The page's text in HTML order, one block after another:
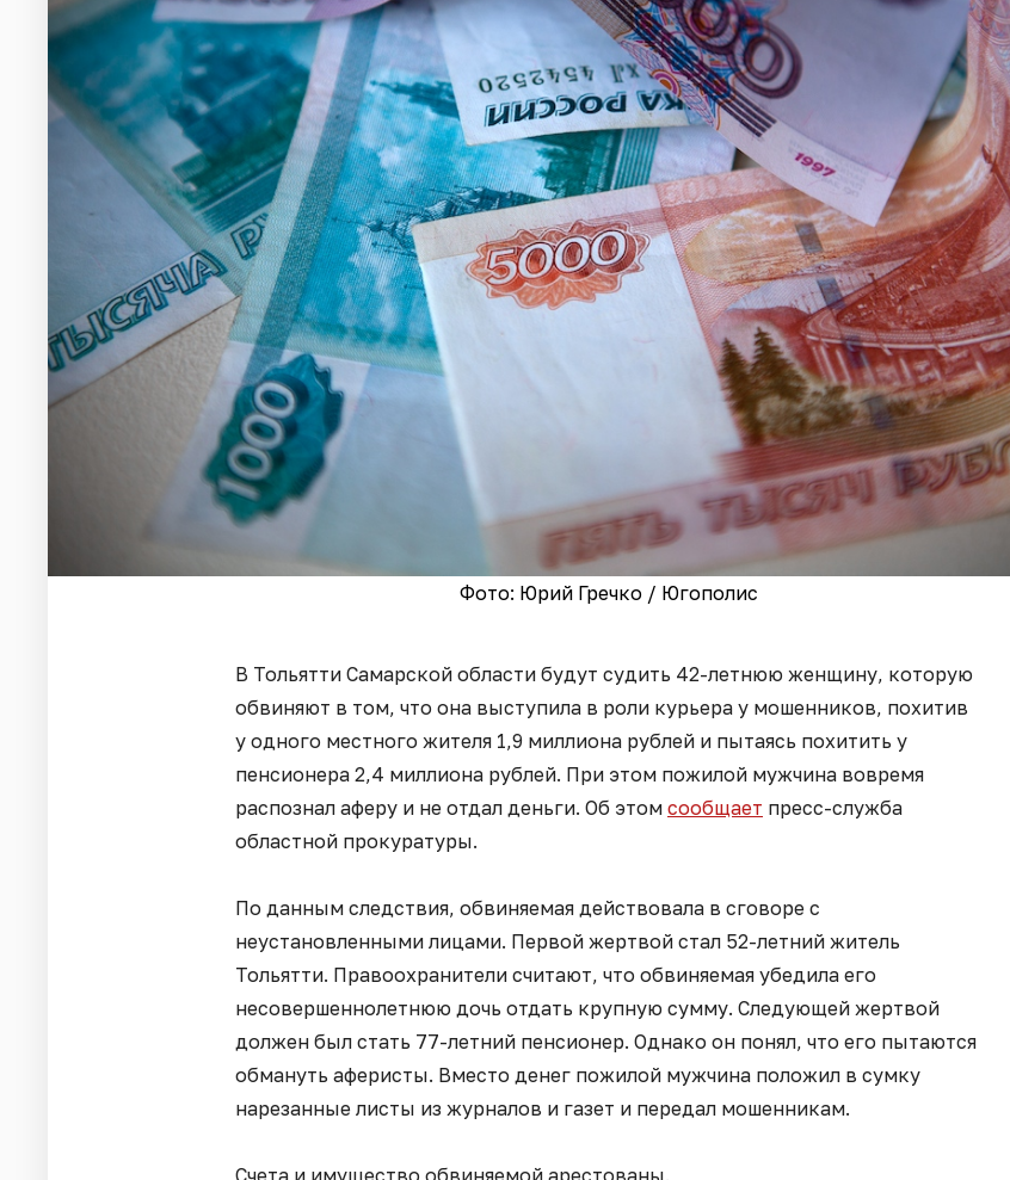
Фото: Юрий Гречко / Югополис
В Тольятти Самарской области будут судить 42-летнюю женщину, которую
обвиняют в том, что она выступила в роли курьера у мошенников, похитив
у одного местного жителя 1,9 миллиона рублей и пытаясь похитить у
пенсионера 2,4 миллиона рублей. При этом пожилой мужчина вовремя
распознал аферу и не отдал деньги. Об этом сообщает пресс-служба
областной прокуратуры.
По данным следствия, обвиняемая действовала в сговоре с
неустановленными лицами. Первой жертвой стал 52-летний житель
Тольятти. Правоохранители считают, что обвиняемая убедила его
несовершеннолетнюю дочь отдать крупную сумму. Следующей жертвой
должен был стать 77-летний пенсионер. Однако он понял, что его пытаются
обмануть аферисты. Вместо денег пожилой мужчина положил в сумку
нарезанные листы из журналов и газет и передал мошенникам.